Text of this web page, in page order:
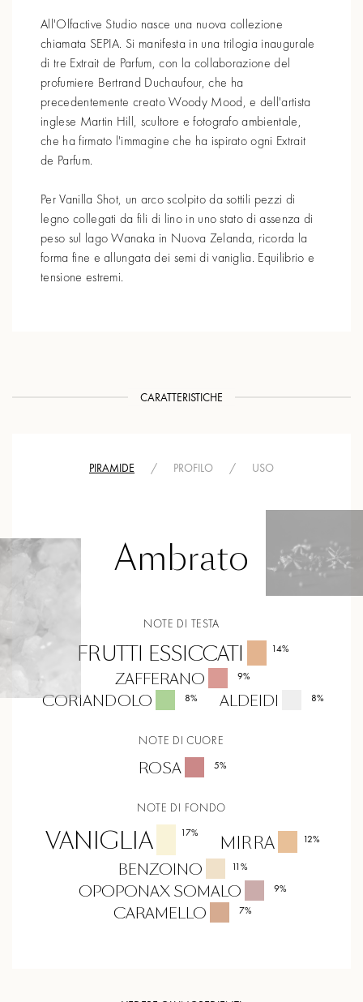
All'Olfactive Studio nasce una nuova collezione
chiamata SEPIA. Si manifesta in una trilogia inaugurale
di tre Extrait de Parfum, con la collaborazione del
profumiere Bertrand Duchaufour, che ha
precedentemente creato Woody Mood, e dell'artista
inglese Martin Hill, scultore e fotografo ambientale,
che ha firmato l'immagine che ha ispirato ogni Extrait
de Parfum.
Per Vanilla Shot, un arco scolpito da sottili pezzi di
legno collegati da fili di lino in uno stato di assenza di
peso sul lago Wanaka in Nuova Zelanda, ricorda la
forma fine e allungata dei semi di vaniglia. Equilibrio e
tensione estremi.
CARATTERISTICHE
PIRAMIDE / PROFILO / USO
Ambrato
NOTE DI TESTA
FRUTTI ESSICCATI 14%
ZAFFERANO 9%
CORIANDOLO 8% ALDEIDI 8%
NOTE DI CUORE
ROSA 5%
NOTE DI FONDO
VANIGLIA 17% MIRRA 12%
BENZOINO 11%
OPOPONAX SOMALO 9%
CARAMELLO 7%